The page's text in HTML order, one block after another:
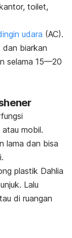
toilet,
udara (AC).
dan biarkan
selama 15—20
atau mobil.
lama dan bisa
plastik Dahlia
Lalu
di ruangan